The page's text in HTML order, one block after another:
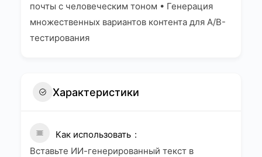
почты с человеческим тоном • Генерация
множественных вариантов контента для A/B-
тестирования
Характеристики
Как использовать
Вставьте ИИ-генерированный текст в